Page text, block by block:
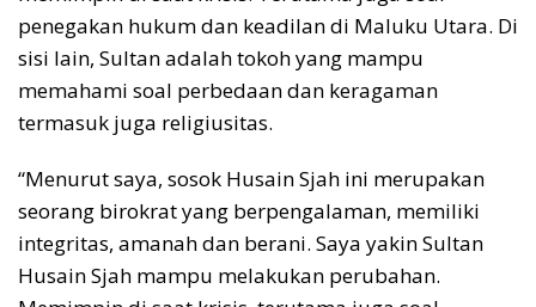
penegakan hukum dan keadilan di Maluku Utara. Di
sisi lain, Sultan adalah tokoh yang mampu
memahami soal perbedaan dan keragaman
termasuk juga religiusitas.
“Menurut saya, sosok Husain Sjah ini merupakan
seorang birokrat yang berpengalaman, memiliki
integritas, amanah dan berani. Saya yakin Sultan
Husain Sjah mampu melakukan perubahan.